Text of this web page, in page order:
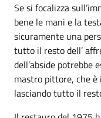
Se si focalizza
bene le mani e la
sicuramente una
tutto il resto dell’
dell’abside potrebbe
mastro pittore, che
lasciando tutto il